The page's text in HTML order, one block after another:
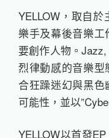
YELLOW，取自
樂手及幕後音樂
要創作人物。
烈律動感的音樂
合狂躁迷幻與黑
可能性，並以
YELLOW以首發